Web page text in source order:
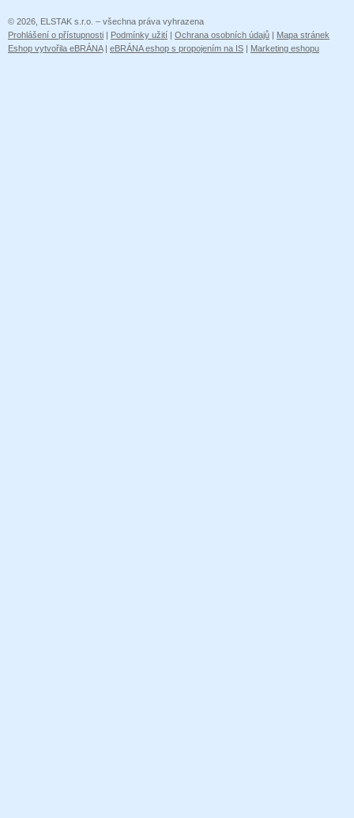
© 2026, ELSTAK s.r.o. – všechna práva vyhrazena
Prohlášení o přístupnosti | Podmínky užití | Ochrana osobních údajů | Mapa stránek
Eshop vytvořila eBRÁNA| eBRÁNA eshop s propojením na IS | Marketing eshopu